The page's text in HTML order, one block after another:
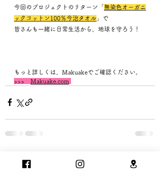
今回のプロジェクトのリターン「 無染色オーガニ
ックコットン100％今治タオル 」で
皆さんも一緒に日常生活から、地球を守ろう！
もっと詳しくは、Makuakeでご確認ください。
>>> Makuake.com
最新記事 すべて表示